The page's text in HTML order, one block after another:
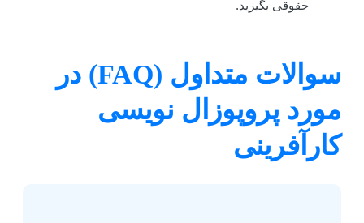
حقوقی بگیرید.
سوالات متداول (FAQ) در
پروپوزال نویسی